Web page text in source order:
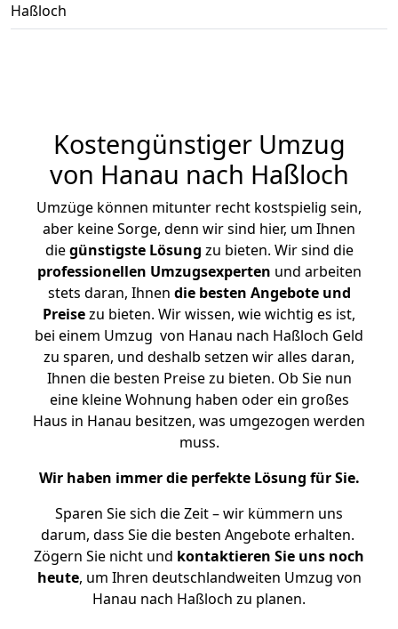
Haßloch
Kostengünstiger Umzug
von Hanau nach Haßloch
Umzüge können mitunter recht kostspielig sein,
aber keine Sorge, denn wir sind hier, um Ihnen
diegünstigste Lösung zu bieten. Wir sind die
professionellen Umzugsexperten und arbeiten
stets daran, Ihnen die besten Angebote und
Preisezu bieten. Wir wissen, wie wichtig es ist,
bei einem Umzug von Hanau nach Haßloch Geld
zu sparen, und deshalb setzen wir alles daran,
Ihnen die besten Preise zu bieten. Ob Sie nun
eine kleine Wohnung haben oder ein großes
Haus in Hanau besitzen, was umgezogen werden
muss.
Wir haben immer die perfekte Lösung für Sie.
Sparen Sie sich die Zeit – wir kümmern uns
darum, dass Sie die besten Angebote erhalten.
Zögern Sie nicht und kontaktieren Sie uns noch
heute, um Ihren deutschlandweiten Umzug von
Hanau nach Haßloch zu planen.